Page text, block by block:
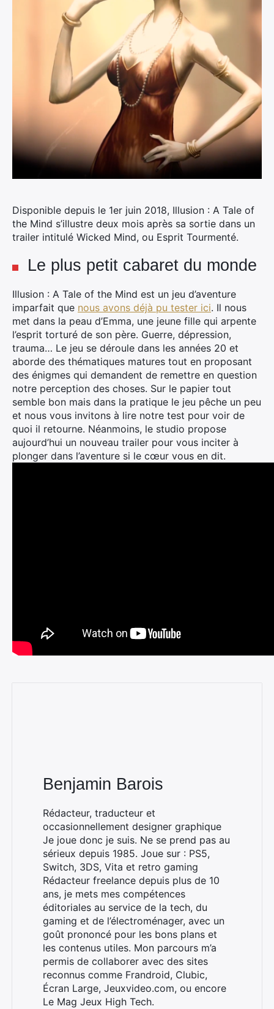
Disponible depuis le 1er juin 2018, Illusion : A Tale of
the Mind s’illustre deux mois après sa sortie dans un
trailer intitulé Wicked Mind, ou Esprit Tourmenté.
Le plus petit cabaret du monde
Illusion : A Tale of the Mind est un jeu d’aventure
imparfait que nous avons déjà pu tester ici. Il nous
met dans la peau d’Emma, une jeune fille qui arpente
l’esprit torturé de son père. Guerre, dépression,
trauma… Le jeu se déroule dans les années 20 et
aborde des thématiques matures tout en proposant
des énigmes qui demandent de remettre en question
notre perception des choses. Sur le papier tout
semble bon mais dans la pratique le jeu pêche un peu
et nous vous invitons à lire notre test pour voir de
quoi il retourne. Néanmoins, le studio propose
aujourd’hui un nouveau trailer pour vous inciter à
plonger dans l’aventure si le cœur vous en dit.
Benjamin Barois
Rédacteur, traducteur et
occasionnellement designer graphique
Je joue donc je suis. Ne se prend pas au
sérieux depuis 1985. Joue sur : PS5,
Switch, 3DS, Vita et retro gaming
Rédacteur freelance depuis plus de 10
ans, je mets mes compétences
éditoriales au service de la tech, du
gaming et de l’électroménager, avec un
goût prononcé pour les bons plans et
les contenus utiles. Mon parcours m’a
permis de collaborer avec des sites
reconnus comme Frandroid, Clubic,
Écran Large, Jeuxvideo.com, ou encore
Le Mag Jeux High Tech.